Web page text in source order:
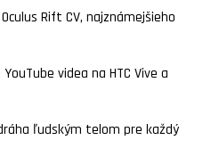
Rift CV, najznámejšieho
videa na HTC Vive a
ľudským telom pre každý